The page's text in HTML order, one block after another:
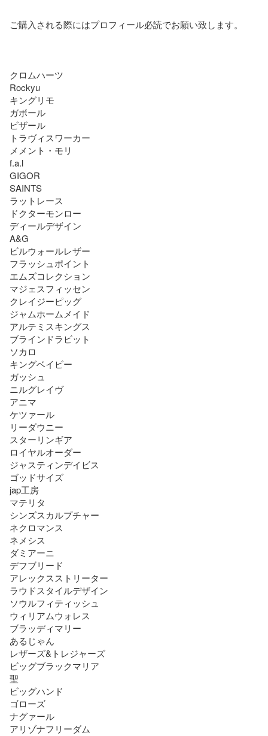
ご購入される際にはプロフィール必読でお願い致します。
クロムハーツ
Rockyu
キングリモ
ガボール
ビザール
トラヴィスワーカー
メメント・モリ
f.a.l
GIGOR
SAINTS
ラットレース
ドクターモンロー
ディールデザイン
A&G
ビルウォールレザー
フラッシュポイント
エムズコレクション
マジェスフィッセン
クレイジーピッグ
ジャムホームメイド
アルテミスキングス
ブラインドラビット
ソカロ
キングベイビー
ガッシュ
ニルグレイヴ
アニマ
ケツァール
リーダウニー
スターリンギア
ロイヤルオーダー
ジャスティンデイビス
ゴッドサイズ
jap工房
マテリタ
シンズスカルプチャー
ネクロマンス
ネメシス
ダミアーニ
デフブリード
アレックスストリーター
ラウドスタイルデザイン
ソウルフィティッシュ
ウィリアムウォレス
ブラッディマリー
あるじゃん
レザーズ&トレジャーズ
ビッグブラックマリア
聖
ビッグハンド
ゴローズ
ナグァール
アリゾナフリーダム